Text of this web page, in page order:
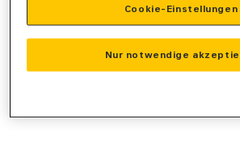
Nur notwendige
Cookie-Einstellungen